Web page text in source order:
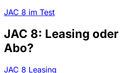
JAC 8 im Test
JAC 8: Leasing
Abo?
JAC 8 Leasing